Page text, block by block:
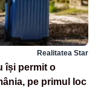
Realitatea Star
își permit o
pe primul loc